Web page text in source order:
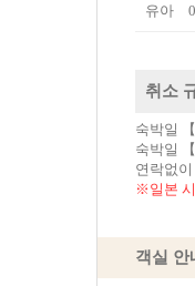
유아 0-
취소
숙박일
숙박일
연락없
※일본
객실 안